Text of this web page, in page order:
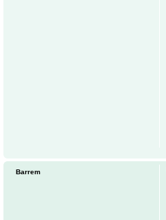
Barrem